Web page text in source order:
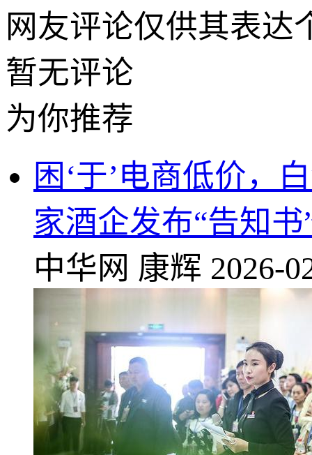
网友评论仅供其表达
暂无评论
为你推荐
困‘于’电商低价，
家酒企发布“告知书
中华网 康辉 2026-